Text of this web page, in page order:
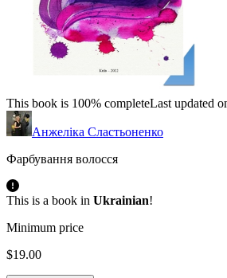
This book is 100% completeLast updated
Анжеліка Сластьоненко
Фарбування волосся
This is a book in Ukrainian!
Minimum price
$19.00